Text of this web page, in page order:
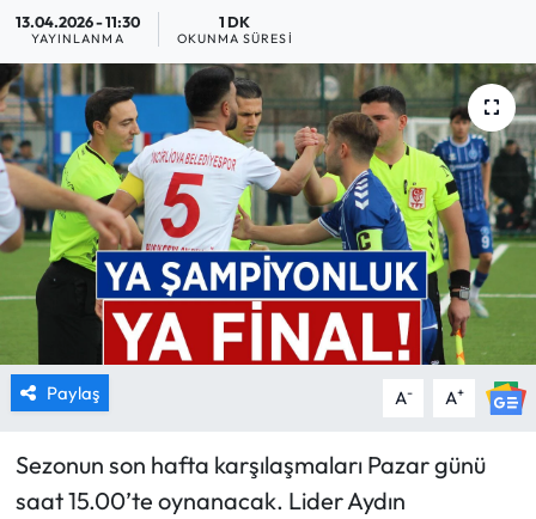
13.04.2026 - 11:30
YAYINLANMA
1 DK
OKUNMA SÜRESI
Paylaş A- A+
Sezonun son hafta karşılaşmaları Pazar günü
saat 15.00’te oynanacak. Lider Aydın
SİYASET
SPOR
TARIM
TURİZM
YAŞAM
RESMİ İLANLAR
HABER İLAN